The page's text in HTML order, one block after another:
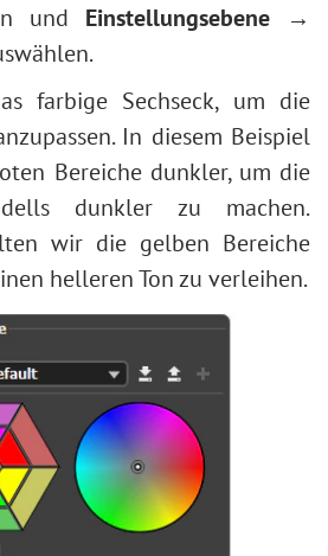
und Einstellungsebene →
farbige Sechseck, um die
In diesem Beispiel
Bereiche dunkler, um die
dunkler zu machen.
wir die gelben Bereiche
helleren Ton zu verleihen.